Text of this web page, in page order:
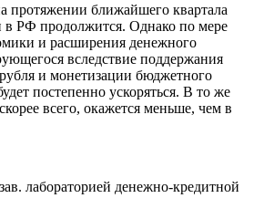
протяжении ближайшего квартала
в РФ продолжится. Однако по мере
и расширения денежного
вследствие поддержания
и монетизации бюджетного
постепенно ускоряться. В то же
всего, окажется меньше, чем в
лабораторией денежно-кредитной